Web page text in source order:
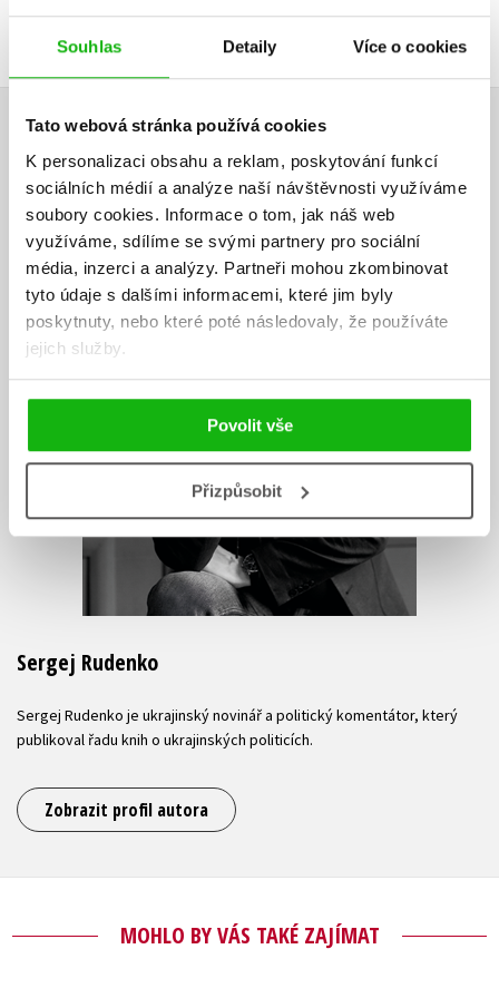
Souhlas Detaily Více o cookies
Tato webová stránka používá cookies
K personalizaci obsahu a reklam, poskytování funkcí
sociálních médií a analýze naší návštěvnosti využíváme
soubory cookies. Informace o tom, jak náš web
využíváme, sdílíme se svými partnery pro sociální
média, inzerci a analýzy. Partneři mohou zkombinovat
tyto údaje s dalšími informacemi, které jim byly
poskytnuty, nebo které poté následovaly, že používáte
jejich služby.
Povolit vše
Přizpůsobit
Přihlásit
AUTOR KNIHY
Sergej Rudenko
Sergej Rudenko je ukrajinský novinář a politický komentátor, který
publikoval řadu knih o ukrajinských politicích.
Zobrazit profil autora
MOHLO BY VÁS TAKÉ ZAJÍMAT